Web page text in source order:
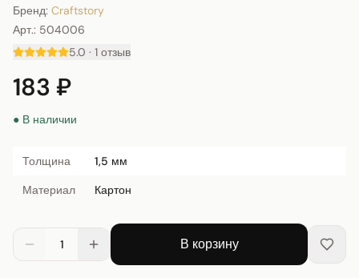
Бренд: Craftstory
Арт.: 504006
5.0 · 1 отзыв
183 ₽
● В наличии
Толщина
1,5 мм
Материал
Картон
1 В корзину